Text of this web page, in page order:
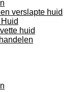
verslapte huid
huid